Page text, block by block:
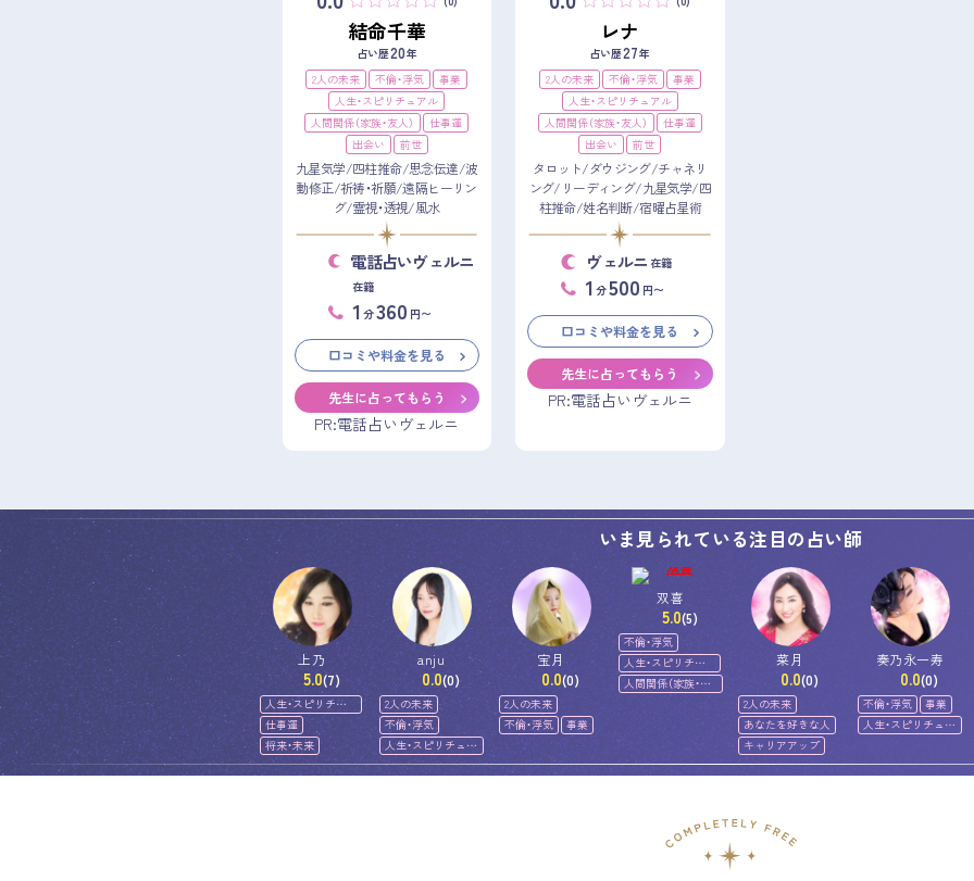
結命千華
占い歴20年
2人の未来
不倫・浮気
事業
人生・スピリチュアル
人間関係（家族・友人）
仕事運
出会い
前世
九星気学/四柱推命/思念伝達/波
動修正/祈祷・祈願/遠隔ヒーリン
グ/霊視・透視/風水
電話占いヴェルニ
在籍
1 分360 円〜
口コミや料金を見る
先生に占ってもらう
PR:電話占いヴェルニ
レナ
占い歴27年
2人の未来
不倫・浮気
事業
人生・スピリチュアル
人間関係（家族・友人）
仕事運
出会い
前世
タロット/ダウジング/チャネリ
ング/リーディング/九星気学/四
柱推命/姓名判断/宿曜占星術
ヴェルニ 在籍
1 分500 円〜
口コミや料金を見る
先生に占ってもらう
PR:電話占いヴェルニ
いま見られている注目の占い師
上乃
5.0(7)
人生・スピリチュ
アル
仕事運
将来・未来
anju
0.0(0)
2人の未来
不倫・浮気
人生・スピリチュア
ル
宝月
0.0(0)
2人の未来
不倫・浮気
事業
双喜
5.0(5)
不倫・浮気
人生・スピリチュ
アル
人間関係（家族・友
人）
菜月
0.0(0)
2人の未来
あなたを好きな人
キャリアアップ
奏乃永一寿
0.0(0)
不倫・浮気
事業
人生・スピリチュア
ル